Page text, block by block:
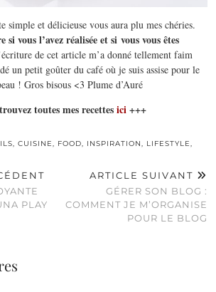
simple et délicieuse vous aura plu mes chéries.
si vous l’avez réalisée et si vous vous êtes
de cet article m’a donné tellement faim
un petit goûter du café où je suis assise pour le
! Gros bisous <3 Plume d’Auré
toutes mes recettesici+++
CUISINE FOOD INSPIRATION LIFESTYLE
PLAY
ARTICLE SUIVANT
GÉRER SON BLOG :
COMMENT JE M’ORGANISE
POUR LE BLOG